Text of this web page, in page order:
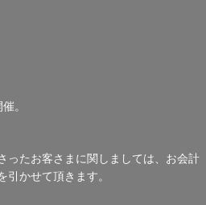
。
ったお客さまに関しましては、お会計
かせて頂きます。